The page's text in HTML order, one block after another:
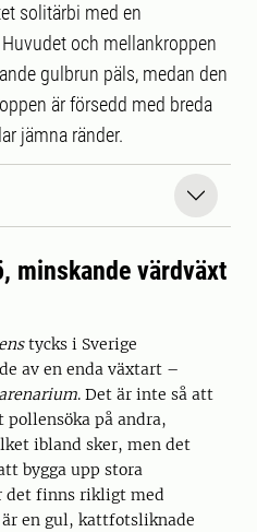
solitärbi med en
och mellankroppen
gulbrun päls, medan den
är försedd med breda
jämna ränder.
minskande värdväxt
tycks i Sverige
av en enda växtart –
. Det är inte så att
på andra,
ibland sker, men det
bygga upp stora
det finns rikligt med
en gul, kattfotsliknade